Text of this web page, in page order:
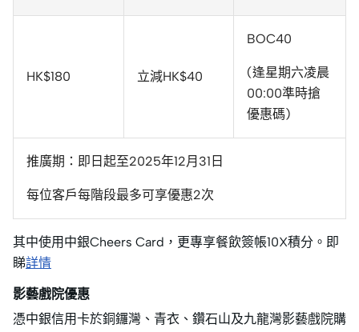
HK$180 立減HK$40
BOC40
(逢星期六凌晨
00:00準時搶
優惠碼)
推廣期：即日起至2025年12月31日
每位客戶每階段最多可享優惠2次
其中使用中銀Cheers Card，更專享餐飲簽帳10X積分。即
睇詳情
影藝戲院優惠
憑中銀信用卡於銅鑼灣、青衣、鑽石山及九龍灣影藝戲院購